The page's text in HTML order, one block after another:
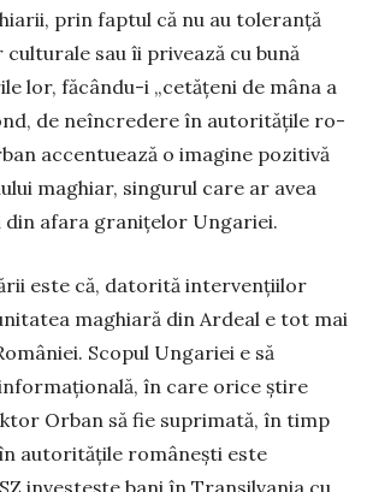
prin faptul că nu au toleranță
sau îi privează cu bună
lor, făcându-i „cetăţeni de mâna a
de neîncredere în autoritățile ro­
accentuează o ima­gine pozitivă
ma­ghiar, sin­gurul care ar avea
din afara granițelor Ungariei.
este că, datorită in­ter­vențiilor
ma­ghia­ră din Ardeal e tot mai
Scopul Ungariei e să
în care orice știre
Orban să fie su­primată, în timp
autorită­țile românești este